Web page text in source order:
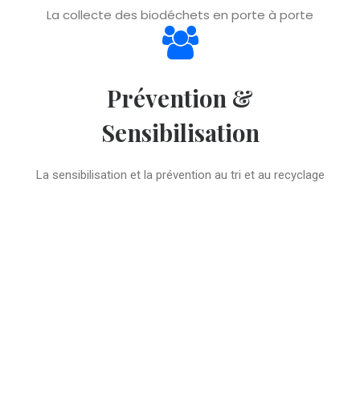
La collecte des biodéchets en porte à porte
Prévention &
Sensibilisation
La sensibilisation et la prévention au tri et au recyclage